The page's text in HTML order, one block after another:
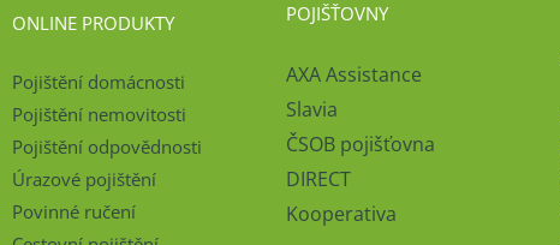
ONLINE PRODUKTY
Pojištění domácnosti
Pojištění nemovitosti
Pojištění odpovědnosti
Úrazové pojištění
Povinné ručení
POJIŠŤOVNY
AXA Assistance
Slavia
ČSOB pojišťovna
DIRECT
Kooperativa